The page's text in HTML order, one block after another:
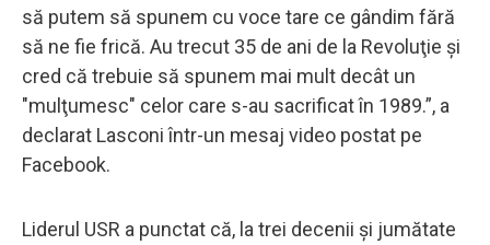
să putem să spunem cu voce tare ce gândim fără
să ne fie frică. Au trecut 35 de ani de la Revoluţie şi
cred că trebuie să spunem mai mult decât un
"mulţumesc" celor care s-au sacrificat în 1989.”, a
declarat Lasconi într-un mesaj video postat pe
Facebook.
Liderul USR a punctat că, la trei decenii și jumătate